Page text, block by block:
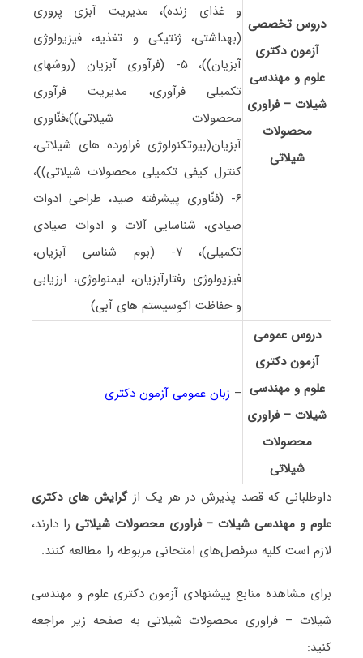
دروس تخصصی
آزمون دکتری
علوم و مهندسی
شیلات – ﻓﺮاوری
ﻣﺤﺼﻮﻻت
شیلاتی
و غذای زنده)، مدیریت آبزی پروری
(بهداشتی، ژنتیکی و تغذیه، فیزیولوژی
آبزیان))، ۵- (فرآوری آبزیان (روشهای
تکمیلی فرآوری، مدیریت فرآوری
محصولات شیلاتی))،فنّاوری
آبزیان(بیوتکنولوژی فراورده های شیلاتی،
کنترل کیفی تکمیلی محصولات شیلاتی))،
۶- (فنّاوری پیشرفته صید، طراحی ادوات
صیادی، شناسایی آلات و ادوات صیادی
تکمیلی)، ۷- (بوم شناسی آبزیان،
فیزیولوژی رفتارآبزیان، لیمنولوژی، ارزیابی
و حفاظت اکوسیستم های آبی)
دروس عمومی
آزمون دکتری
علوم و مهندسی
شیلات – ﻓﺮاوری
ﻣﺤﺼﻮﻻت
شیلاتی
– زبان عمومی آزمون دکتری
داوطلبانی که قصد پذیرش در هر یک از گرایش های دکتری
علوم و مهندسی شیلات – ﻓﺮاوری ﻣﺤﺼﻮﻻت شیلاتی را دارند،
لازم است کلیه سرفصل‌های امتحانی مربوطه را مطالعه کنند.
برای مشاهده منابع پیشنهادی آزمون دکتری علوم و مهندسی
شیلات – ﻓﺮاوری ﻣﺤﺼﻮﻻت شیلاتی به صفحه زیر مراجعه
کنید: